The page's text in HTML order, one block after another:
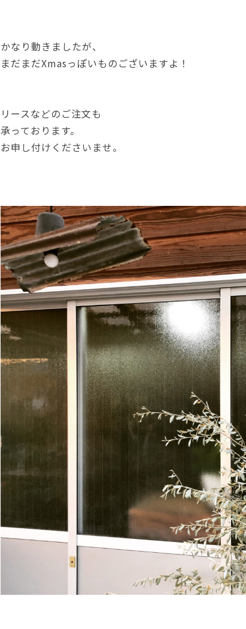
かなり動きましたが、
まだまだXmasっぽいものございますよ！
リースなどのご注文も
承っております。
お申し付けくださいませ。